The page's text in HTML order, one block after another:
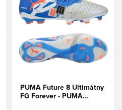
PUMA Future 8 Ultimátny
FG Forever - PUMA